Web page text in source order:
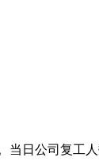
当日公司复工人